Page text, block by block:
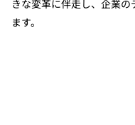
きな変革に伴走し、企業
ます。